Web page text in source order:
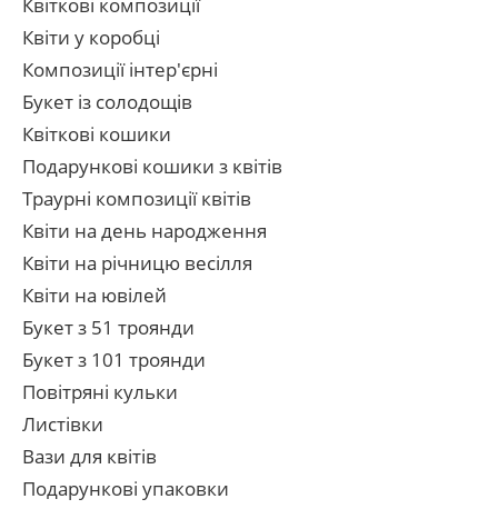
Квіти у коробці
Композиції інтер'єрні
Букет із солодощів
Квіткові кошики
Подарункові кошики з квітів
Траурні композиції квітів
Квіти на день народження
Квіти на річницю весілля
Квіти на ювілей
Букет з 51 троянди
Букет з 101 троянди
Повітряні кульки
Листівки
Вази для квітів
Подарункові упаковки